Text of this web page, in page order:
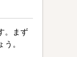
。まず
。